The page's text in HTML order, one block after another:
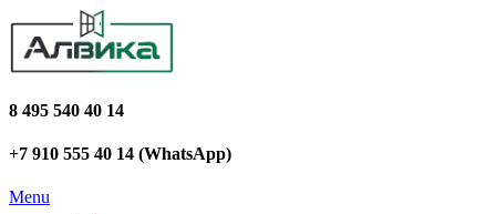
8 495 540 40 14
+7 910 555 40 14 (WhatsApp)
Menu